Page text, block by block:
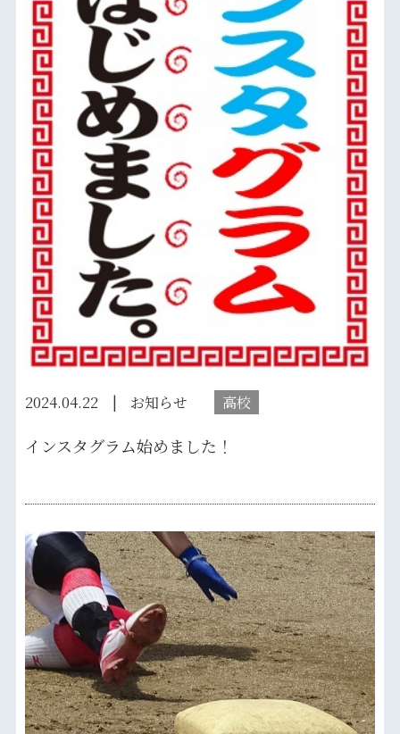
2024.04.22 お知らせ 高校
インスタグラム始めました！